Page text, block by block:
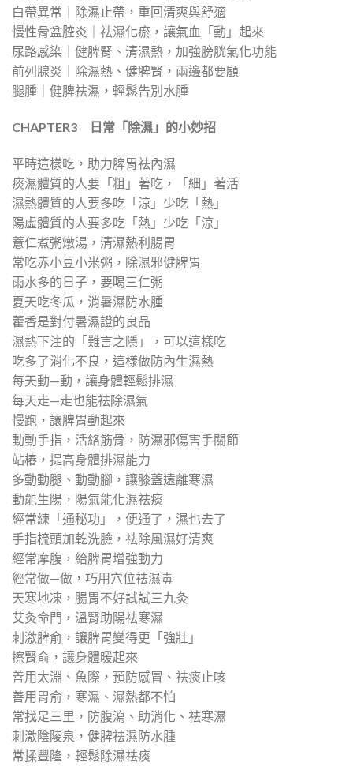
白帶異常｜除濕止帶，重回清爽與舒適
慢性骨盆腔炎｜祛濕化瘀，讓氣血「動」起來
尿路感染｜健脾腎、清濕熱，加強膀胱氣化功能
前列腺炎｜除濕熱、健脾腎，兩邊都要顧
腿腫｜健脾祛濕，輕鬆告別水腫
CHAPTER3 日常「除濕」的小妙招
平時這樣吃，助力脾胃祛內濕
痰濕體質的人要「粗」著吃，「細」著活
濕熱體質的人要多吃「涼」少吃「熱」
陽虛體質的人要多吃「熱」少吃「涼」
薏仁煮粥燉湯，清濕熱利腸胃
常吃赤小豆小米粥，除濕邪健脾胃
雨水多的日子，要喝三仁粥
夏天吃冬瓜，消暑濕防水腫
藿香是對付暑濕證的良品
濕熱下注的「難言之隱」，可以這樣吃
吃多了消化不良，這樣做防內生濕熱
每天動—動，讓身體輕鬆排濕
每天走—走也能祛除濕氣
慢跑，讓脾胃動起來
動動手指，活絡筋骨，防濕邪傷害手關節
站樁，提高身體排濕能力
多動動腿、動動腳，讓膝蓋遠離寒濕
動能生陽，陽氣能化濕祛痰
經常練「通秘功」，便通了，濕也去了
手指梳頭加乾洗臉，祛除風濕好清爽
經常摩腹，給脾胃增強動力
經常做—做，巧用穴位祛濕毒
天寒地凍，腸胃不好試試三九灸
艾灸命門，溫腎助陽祛寒濕
刺激脾俞，讓脾胃變得更「強壯」
擦腎俞，讓身體暖起來
善用太淵、魚際，預防感冒、祛痰止咳
善用胃俞，寒濕、濕熱都不怕
常找足三里，防腹瀉、助消化、祛寒濕
刺激陰陵泉，健脾祛濕防水腫
常揉豐隆，輕鬆除濕祛痰